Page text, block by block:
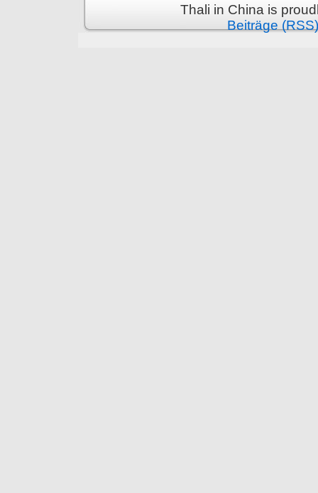
Thali in China is
Beiträge (RSS)